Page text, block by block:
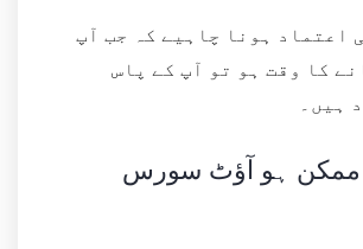
اعتماد ہونا چاہیے کہ جب آپ
کا وقت ہو تو آپ کے پاس
ہیں۔
ممکن ہو آؤٹ سورس